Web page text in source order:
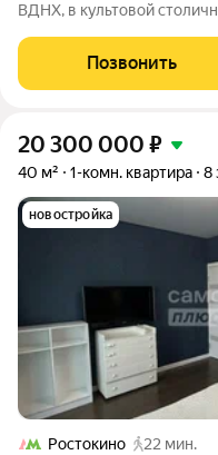
ВДНХ, в культовой
квартира площадью 46.29
этаже 24 этажного дома.
Позвонить
20 300 000 ₽
40 м² 1-комн. квартира 8
новостройка
Ростокино
22 мин.